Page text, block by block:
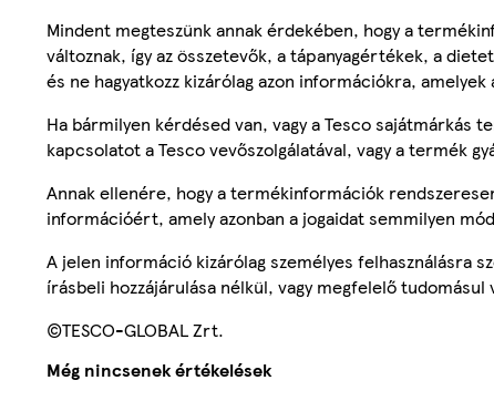
Mindent megteszünk annak érdekében, hogy a
változnak, így az összetevők, a tápanyagértékek, a
és ne hagyatkozz kizárólag azon információkra,
Ha bármilyen kérdésed van, vagy a Tesco
kapcsolatot a Tesco vevőszolgálatával, vagy a termék
Annak ellenére, hogy a termékinformációk
információért, amely azonban a jogaidat semmilyen
A jelen információ kizárólag személyes felhasználásra
írásbeli hozzájárulása nélkül, vagy megfelelő
©TESCO-GLOBAL Zrt.
Még nincsenek értékelések